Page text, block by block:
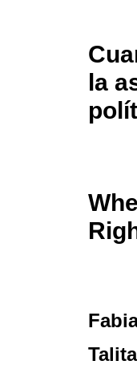
la